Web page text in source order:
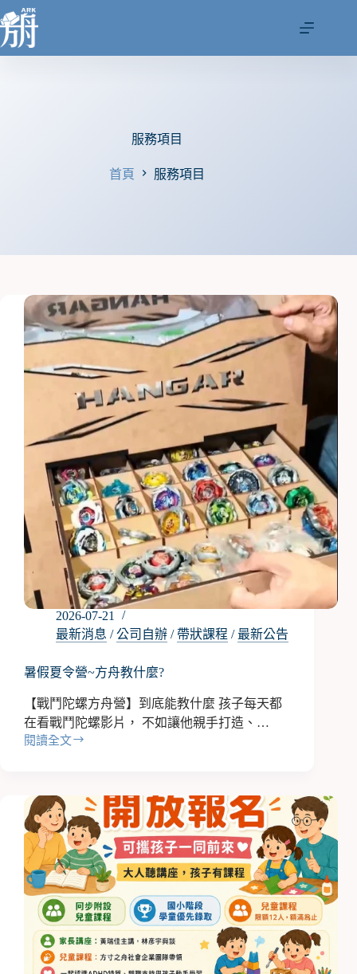
跳
至
主
服務項目
首頁 服務項目
2026-07-21
最新消息 /公司自辦 / 帶狀課程 / 最新公告
暑假夏令營~方舟教什麼?
【戰鬥陀螺方舟營】到底能教什麼 孩子每天都
在看戰鬥陀螺影片， 不如讓他親手打造、…
閱讀全文
暑
令
營
~
方
舟
教
什